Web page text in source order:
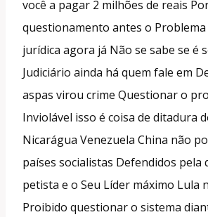
você a pagar 2 milhões de reais
questionamento antes o
jurídica agora já Não se sabe se é
Judiciário ainda há quem fale em
aspas virou crime Questionar o
Inviolável isso é coisa de ditadura
Nicarágua Venezuela China não
países socialistas Defendidos pela
petista e o Seu Líder máximo Lula
Proibido questionar o sistema